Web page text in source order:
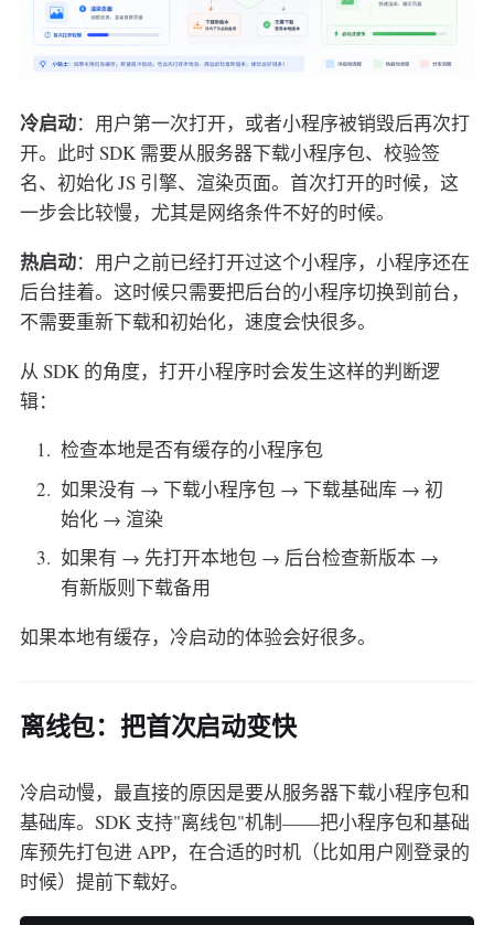
冷启动：用户第一次打开，或者小程序被销毁后再次打
开。此时 SDK 需要从服务器下载小程序包、校验签
名、初始化 JS 引擎、渲染页面。首次打开的时候，这
一步会比较慢，尤其是网络条件不好的时候。
热启动：用户之前已经打开过这个小程序，小程序还在
后台挂着。这时候只需要把后台的小程序切换到前台，
不需要重新下载和初始化，速度会快很多。
从 SDK 的角度，打开小程序时会发生这样的判断逻
辑：
检查本地是否有缓存的小程序包
如果没有 → 下载小程序包 → 下载基础库 → 初
始化 → 渲染
如果有 → 先打开本地包 → 后台检查新版本 →
有新版则下载备用
如果本地有缓存，冷启动的体验会好很多。
离线包：把首次启动变快
冷启动慢，最直接的原因是要从服务器下载小程序包和
基础库。SDK 支持"离线包"机制——把小程序包和基础
库预先打包进 APP，在合适的时机（比如用户刚登录的
时候）提前下载好。